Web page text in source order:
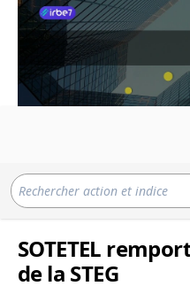
SOTETEL
de la STEG